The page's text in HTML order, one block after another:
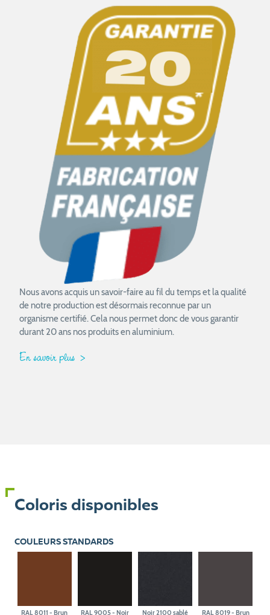
Nous avons acquis un savoir-faire au fil du temps et la qualité
de notre production est désormais reconnue par un
organisme certifié. Cela nous permet donc de vous garantir
durant 20 ans nos produits en aluminium.
En savoir plus
Coloris disponibles
COULEURS STANDARDS
RAL 8011 - Brun RAL 9005 - Noir Noir 2100 sablé RAL 8019 - Brun